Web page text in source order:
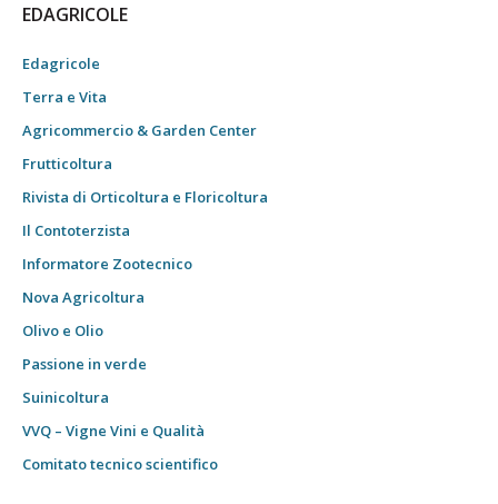
EDAGRICOLE
Edagricole
Terra e Vita
Agricommercio & Garden Center
Frutticoltura
Rivista di Orticoltura e Floricoltura
Il Contoterzista
Informatore Zootecnico
Nova Agricoltura
Olivo e Olio
Passione in verde
Suinicoltura
VVQ – Vigne Vini e Qualità
Comitato tecnico scientifico